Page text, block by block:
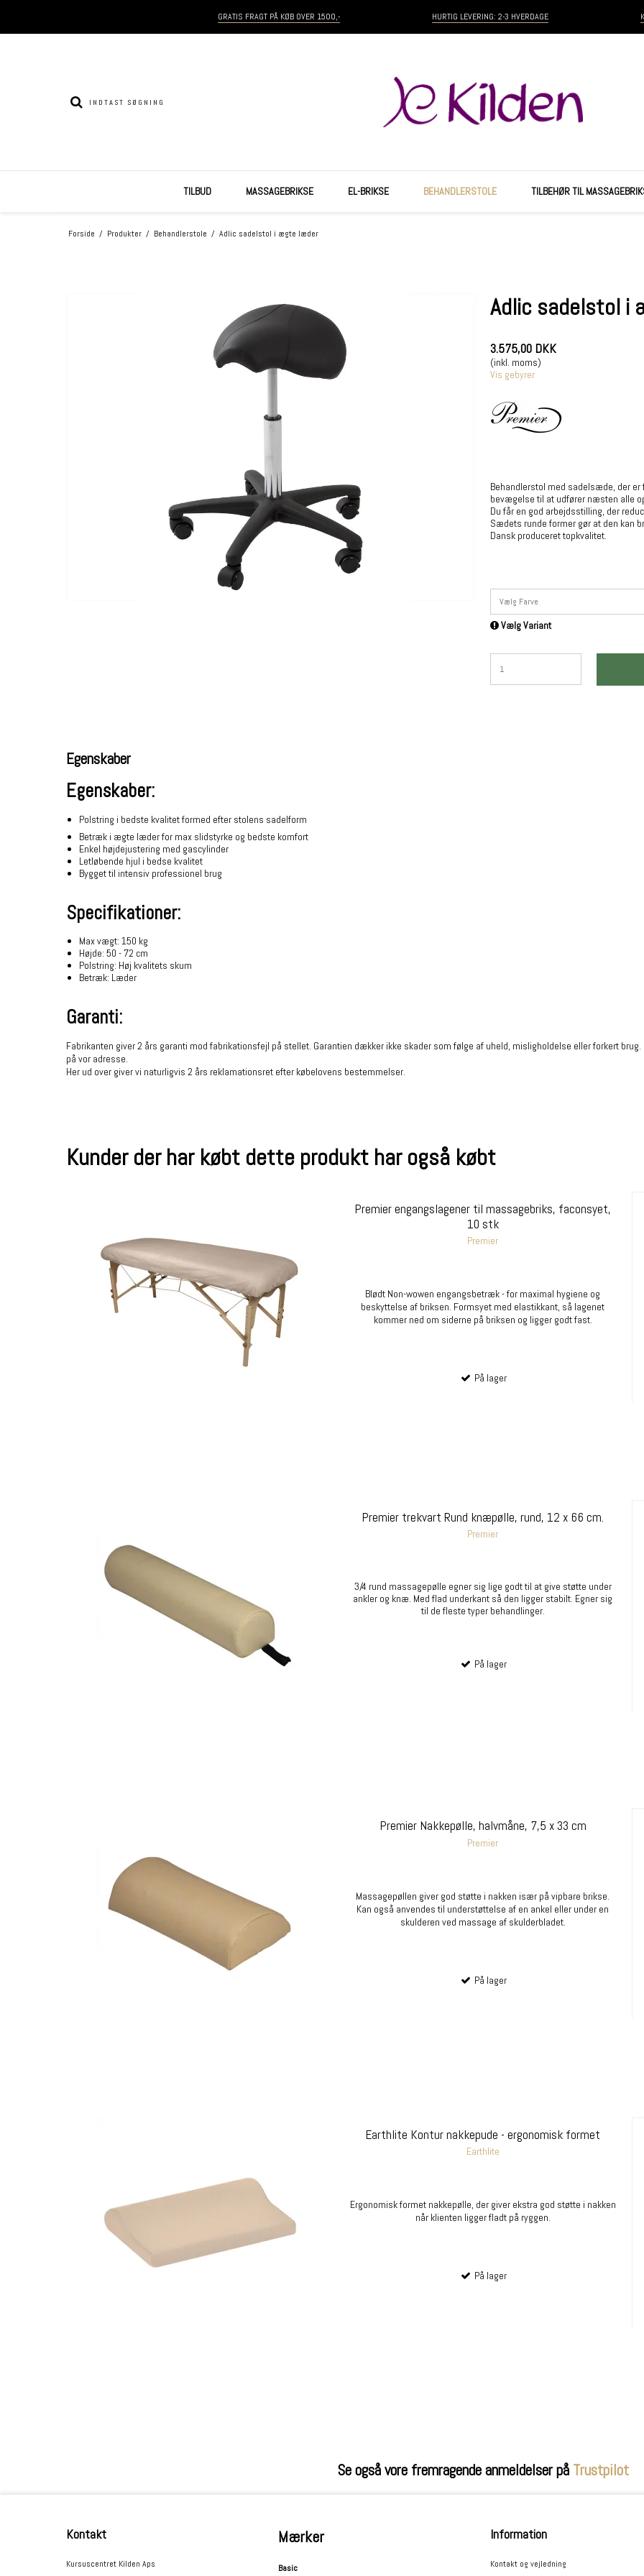
GRATIS FRAGT PÅ KØB OVER 1500,- HURTIG LEVERING: 2-3 HVERDAGE
TILBUD MASSAGEBRIKSE EL-BRIKSE BEHANDLERSTOLE TILBEHØR TIL
Forside / Produkter / Behandlerstole / Adlic sadelstol i ægte læder
Adlic sadelstol
3.575,00 DKK
(inkl. moms)
Vis gebyrer
Behandlerstol med sadelsæde, der
bevægelse til at udfører næsten alle
Du får en god arbejdsstilling, der
Sædets runde former gør at den kan
Dansk produceret topkvalitet.
Vælg Farve
Vælg Variant
Egenskaber
Egenskaber:
Polstring i bedste kvalitet formed efter stolens sadelform
Betræk i ægte læder for max slidstyrke og bedste komfort
Enkel højdejustering med gascylinder
Letløbende hjul i bedse kvalitet
Bygget til intensiv professionel brug
Specifikationer:
Max vægt: 150 kg
Højde: 50 - 72 cm
Polstring: Høj kvalitets skum
Betræk: Læder
Garanti:
Fabrikanten giver 2 års garanti mod fabrikationsfejl på stellet. Garantien dækker ikke skader som følge af uheld, misligholdelse eller forkert
på vor adresse.
Her ud over giver vi naturligvis 2 års reklamationsret efter købelovens bestemmelser.
Kunder der har købt dette produkt har også købt
Premier engangslagener til massagebriks, faconsyet,
10 stk
Premier
Blødt Non-wowen engangsbetræk - for maximal hygiene og
beskyttelse af briksen. Formsyet med elastikkant, så lagenet
kommer ned om siderne på briksen og ligger godt fast.
På lager
Premier trekvart Rund knæpølle, rund, 12 x 66 cm.
Premier
3/4 rund massagepølle egner sig lige godt til at give støtte under
ankler og knæ. Med flad underkant så den ligger stabilt. Egner sig
til de fleste typer behandlinger.
På lager
Premier Nakkepølle, halvmåne, 7,5 x 33 cm
Premier
Massagepøllen giver god støtte i nakken især på vipbare brikse.
Kan også anvendes til understøttelse af en ankel eller under en
skulderen ved massage af skulderbladet.
På lager
Earthlite Kontur nakkepude - ergonomisk formet
Earthlite
Ergonomisk formet nakkepølle, der giver ekstra god støtte i nakken
når klienten ligger fladt på ryggen.
På lager
Se også vore fremragende anmeldelser på Trustpilot
Kontakt
Kursuscentret Kilden Aps
Mærker
Basic
Information
Kontakt og vejledning